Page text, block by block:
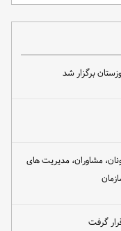
برگزار شد
مشاوران، مدیریت های
گرفت